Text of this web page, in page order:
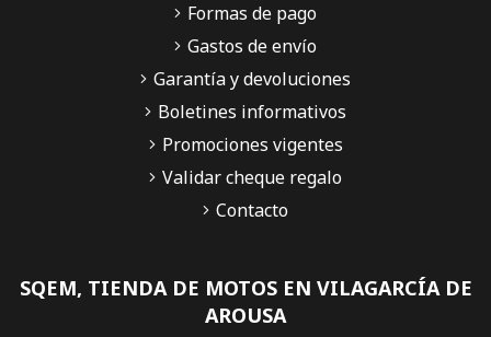
SQEM, TIENDA DE MOTOS EN VILAGARCÍA DE
AROUSA
Formas de pago
Gastos de envío
Garantía y devoluciones
Boletines informativos
Promociones vigentes
Validar cheque regalo
Contacto